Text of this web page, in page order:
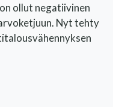
ollut negatiivinen
Nyt tehty